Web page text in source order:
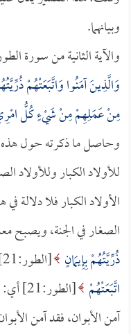
وبيانهما.
والآية الثانية من سورة
وَالَّذِينَ آمَنُوا وَاتَّبَعَتْهُمْ
مِنْ عَمَلِهِمْ مِنْ شَيْءٍ كُلُّ
وحاصل ما ذكرته حول هذه
للأولاد الكبار وللأولاد
الأولاد الكبار فلا دلالة
الصغار في الجنة، ويصبح
ذُرِّيَّتُهُمْ بِإِيمَانٍ [الطور:21]، وقلنا: (بإيمان) حال من فاعل
اتَّبَعَتْهُمْ
آمن الأبوان، فقد آمن